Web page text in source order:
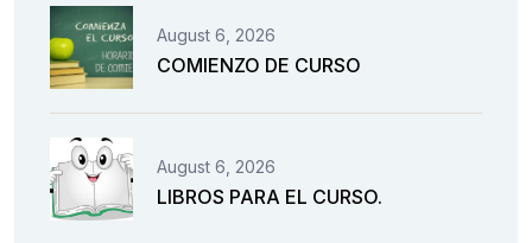
August 6, 2026
COMIENZO DE CURSO
August 6, 2026
LIBROS PARA EL CURSO.